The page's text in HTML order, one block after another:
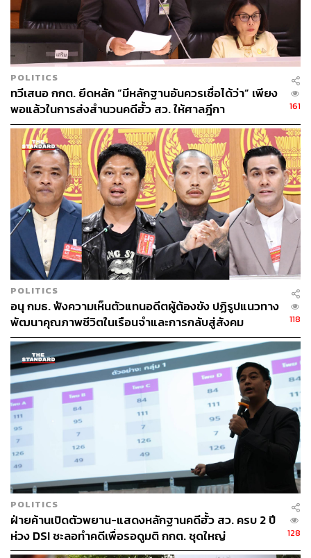
POLITICS
ทวีเสนอ กกต. ยึดหลัก “มีหลักฐานอันควรเชื่อได้ว่า” เพียง
พอแล้วในการส่งสำนวนคดีฮั้ว สว. ให้ศาลฎีกา
161
POLITICS
อนุ กมธ. ฟังความเห็นตัวแทนอดีตผู้ต้องขัง ปฏิรูปแนวทาง
พัฒนาคุณภาพชีวิตในเรือนจำและการกลับสู่สังคม
118
POLITICS
ฝ่ายค้านเปิดตัวพยาน-แสดงหลักฐานคดีฮั้ว สว. ครบ 2 ปี
ห่วง DSI ชะลอทำคดีเพื่อรอดูมติ กกต. ชุดใหญ่
128